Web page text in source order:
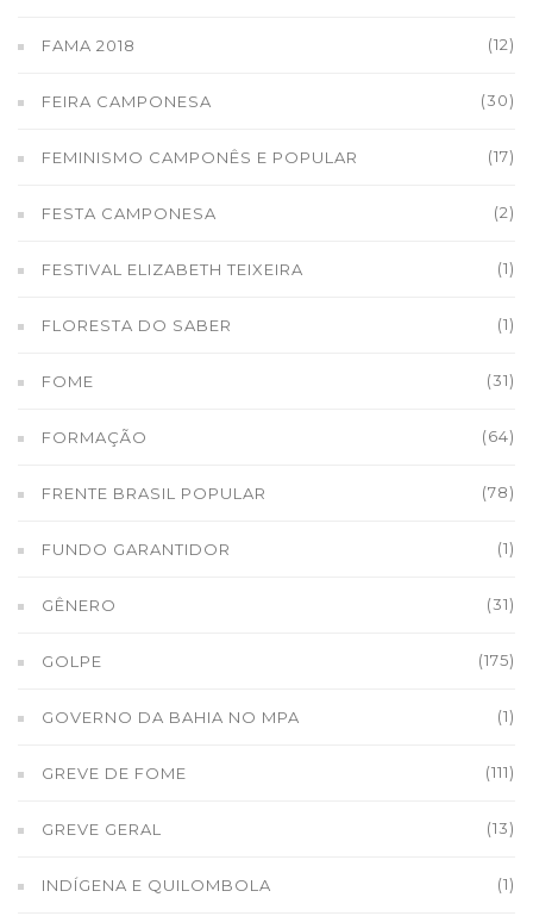
FAMA 2018 (12)
FEIRA CAMPONESA (30)
FEMINISMO CAMPONÊS E POPULAR (17)
FESTA CAMPONESA (2)
FESTIVAL ELIZABETH TEIXEIRA (1)
FLORESTA DO SABER (1)
FOME (31)
FORMAÇÃO (64)
FRENTE BRASIL POPULAR (78)
FUNDO GARANTIDOR (1)
GÊNERO (31)
GOLPE (175)
GOVERNO DA BAHIA NO MPA (1)
GREVE DE FOME (111)
GREVE GERAL (13)
INDÍGENA E QUILOMBOLA (1)